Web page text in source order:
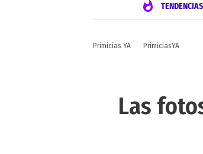
TENDENCIAS
Primicias YA PrimiciasYA
Las